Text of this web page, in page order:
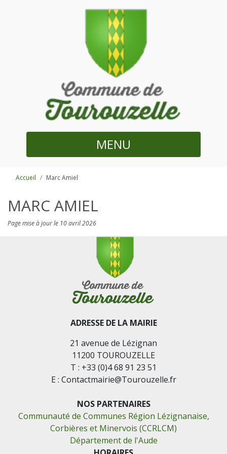
MENU
Accueil Marc Amiel
MARC AMIEL
Page mise à jour le 10 avril 2026
ADRESSE DE LA MAIRIE
21 avenue de Lézignan
11200 TOUROUZELLE
T : +33 (0)4 68 91 23 51
E : Contactmairie@Tourouzelle.fr
NOS PARTENAIRES
Communauté de Communes Région Lézignanaise,
Corbières et Minervois (CCRLCM)
Département de l'Aude